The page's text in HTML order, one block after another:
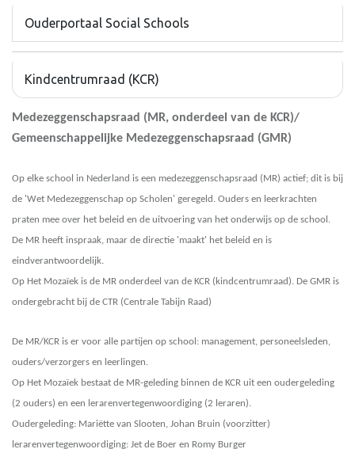
Ouderportaal Social Schools
Kindcentrumraad (KCR)
Medezeggenschapsraad (MR, onderdeel van de KCR)/
Gemeenschappelijke Medezeggenschapsraad (GMR)
Op elke school in Nederland is een medezeggenschapsraad (MR) actief; dit is bij
de 'Wet Medezeggenschap op Scholen' geregeld. Ouders en leerkrachten
praten mee over het beleid en de uitvoering van het onderwijs op de school.
De MR heeft inspraak, maar de directie 'maakt' het beleid en is
eindverantwoordelijk.
Op Het Mozaïek is de MR onderdeel van de KCR (kindcentrumraad). De GMR is
ondergebracht bij de CTR (Centrale Tabijn Raad)
De MR/KCR is er voor alle partijen op school: management, personeelsleden,
ouders/verzorgers en leerlingen.
Op Het Mozaïek bestaat de MR-geleding binnen de KCR uit een oudergeleding
(2 ouders) en een lerarenvertegenwoordiging (2 leraren).
Oudergeleding: Mariëtte van Slooten, Johan Bruin (voorzitter)
lerarenvertegenwoordiging: Jet de Boer en Romy Burger